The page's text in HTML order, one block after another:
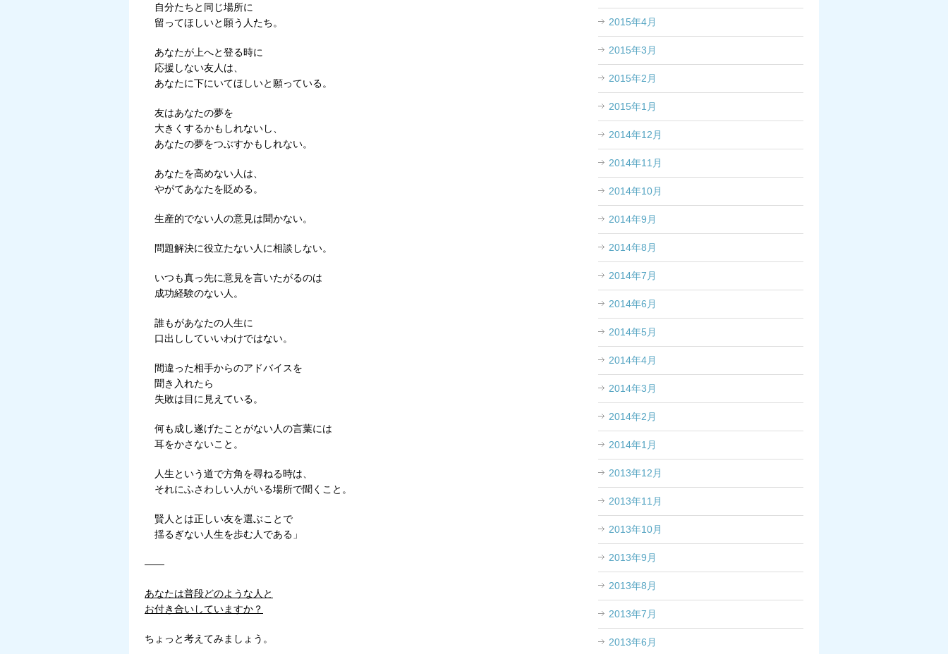
自分たちと同じ場所に
留ってほしいと願う人たち。
あなたが上へと登る時に
応援しない友人は、
あなたに下にいてほしいと願っている。
友はあなたの夢を
大きくするかもしれないし、
あなたの夢をつぶすかもしれない。
あなたを高めない人は、
やがてあなたを貶める。
生産的でない人の意見は聞かない。
問題解決に役立たない人に相談しない。
いつも真っ先に意見を言いたがるのは
成功経験のない人。
誰もがあなたの人生に
口出ししていいわけではない。
間違った相手からのアドバイスを
聞き入れたら
失敗は目に見えている。
何も成し遂げたことがない人の言葉には
耳をかさないこと。
人生という道で方角を尋ねる時は、
それにふさわしい人がいる場所で聞くこと。
賢人とは正しい友を選ぶことで
揺るぎない人生を歩む人である」
——
あなたは普段どのような人と
お付き合いしていますか？
ちょっと考えてみましょう。
2015年4月
2015年3月
2015年2月
2015年1月
2014年12月
2014年11月
2014年10月
2014年9月
2014年8月
2014年7月
2014年6月
2014年5月
2014年4月
2014年3月
2014年2月
2014年1月
2013年12月
2013年11月
2013年10月
2013年9月
2013年8月
2013年7月
2013年6月